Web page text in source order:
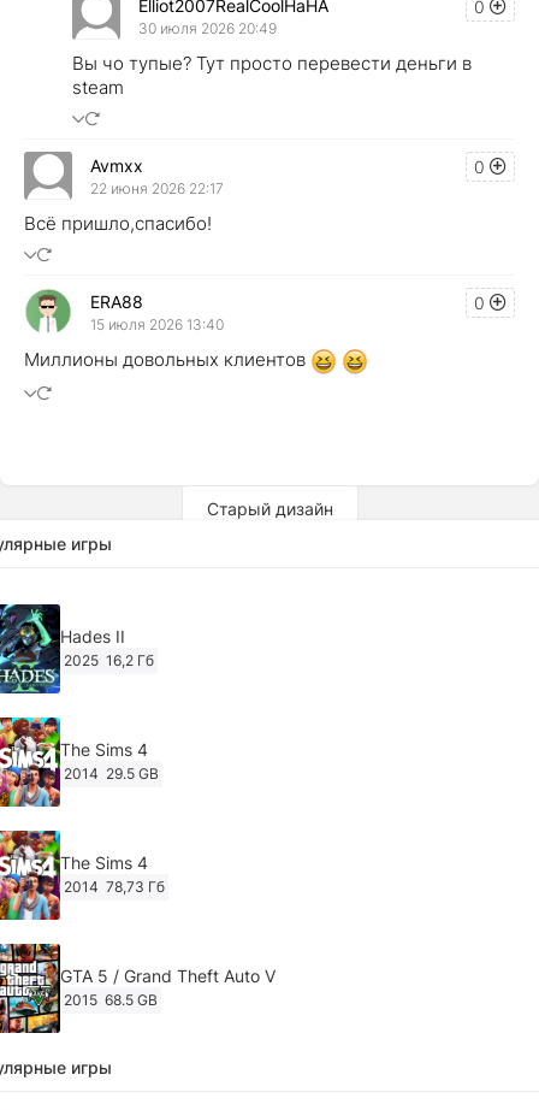
0
Elliot2007RealCoolHaHA
30 июля 2026 20:49
Вы чо тупые? Тут просто перевести деньги в
steam
0
Avmxx
22 июня 2026 22:17
Всё пришло,спасибо!
0
ERA88
15 июля 2026 13:40
Миллионы довольных клиентов
Старый дизайн
игры
Hades II
2025 16,2 Гб
The Sims 4
2014 29.5 GB
The Sims 4
2014 78,73 Гб
GTA 5 / Grand Theft Auto V
2015 68.5 GB
Ghost of Tsushima: Director's Cut v.1053.8.1023.1614
игры